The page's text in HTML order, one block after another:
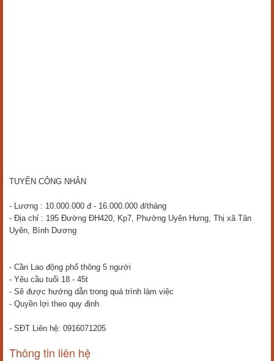
TUYỂN CÔNG NHÂN
- Lương : 10.000.000 đ - 16.000.000 đ/tháng
- Địa chỉ : 195 Đường ĐH420, Kp7, Phường Uyên Hưng, Thị xã Tân
Uyên, Bình Dương
- Cần Lao động phổ thông 5 người
- Yêu cầu tuổi 18 - 45t
- Sẽ được hướng dẫn trong quá trình làm việc
- Quyền lợi theo quy định
- SĐT Liên hệ: 0916071205
Thông tin liên hệ